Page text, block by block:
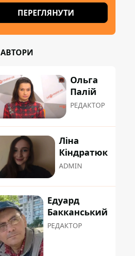
ПЕРЕГЛЯНУТИ
Ольга
Палій
РЕДАКТОР
Ліна
Кіндратюк
ADMIN
Едуард
Бакканський
РЕДАКТОР